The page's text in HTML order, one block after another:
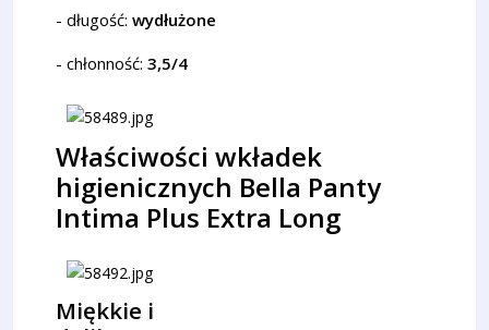
- długość: wydłużone
- chłonność: 3,5/4
Właściwości wkładek
higienicznych Bella Panty
Intima Plus Extra Long
Miękkie i